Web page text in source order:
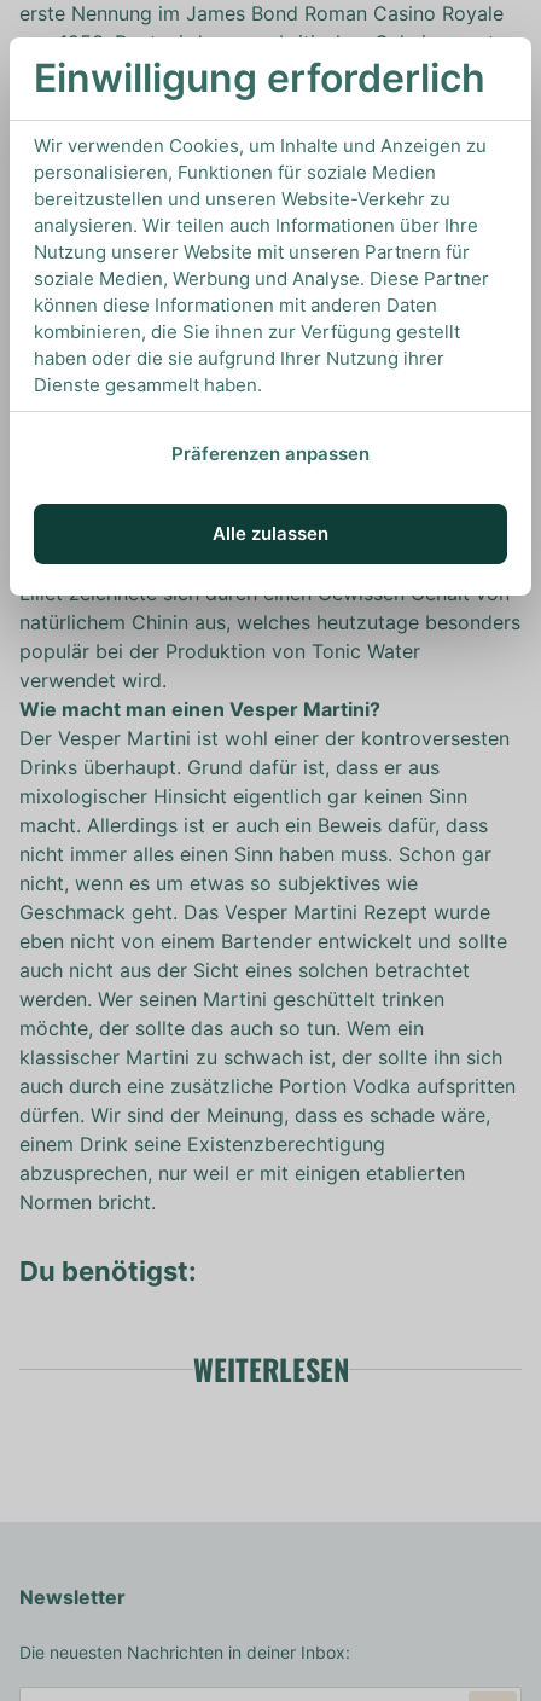
erste Nennung im James Bond Roman Casino Royale
von 1953. Dort wird er vom britischen Geheimagent
mit folgenden Worten beschrieben: 'Three measures of
Gordon's, one of vodka, half a measure of Kina Lillet.
thin slice of lemon-peel. Got it?' Mitunter durch diese
populäre Erwähnung gehört auch der klassische
Martini zu den wohl bekanntesten Drinks der Welt und
gilt seitdem als ultimativer Gentlemans Classic! Der
Vesper Martini wurde benannt nach Vesper Lynd, nach
eigenen Aussagen des Charakters, die einzige Frau, in
die James Bond jemals wirklich verliebt war.
Was ist ein Vesper Martini?
Der Vesper Martini ist ein Twist auf einen klassischen
Martini Cocktail und somit in der Kategorie der
klassischen Cocktails einzuordnen. Das besondere an
Gin und Vodka und die Verwendung von Kina Lillet.
Diese besondere Form des berühmten, französischen
Aperitifs wird heute leider nicht mehr produziert. Kina
Lillet zeichnete sich durch einen Gewissen Gehalt von
natürlichem Chinin aus, welches heutzutage besonders
populär bei der Produktion von Tonic Water
verwendet wird.
Wie macht man einen Vesper Martini?
Der Vesper Martini ist wohl einer der kontroversesten
Drinks überhaupt. Grund dafür ist, dass er aus
mixologischer Hinsicht eigentlich gar keinen Sinn
macht. Allerdings ist er auch ein Beweis dafür, dass
nicht immer alles einen Sinn haben muss. Schon gar
nicht, wenn es um etwas so subjektives wie
Geschmack geht. Das Vesper Martini Rezept wurde
eben nicht von einem Bartender entwickelt und sollte
auch nicht aus der Sicht eines solchen betrachtet
werden. Wer seinen Martini geschüttelt trinken
möchte, der sollte das auch so tun. Wem ein
klassischer Martini zu schwach ist, der sollte ihn sich
auch durch eine zusätzliche Portion Vodka aufspritten
dürfen. Wir sind der Meinung, dass es schade wäre,
einem Drink seine Existenzberechtigung
abzusprechen, nur weil er mit einigen etablierten
Normen bricht.
Du benötigst:
WEITERLESEN
Newsletter
Die neuesten Nachrichten in deiner Inbox:
Einwilligung erforderlich
Wir verwenden Cookies, um Inhalte und Anzeigen zu
personalisieren, Funktionen für soziale Medien
bereitzustellen und unseren Website-Verkehr zu
analysieren. Wir teilen auch Informationen über Ihre
Nutzung unserer Website mit unseren Partnern für
soziale Medien, Werbung und Analyse. Diese Partner
können diese Informationen mit anderen Daten
kombinieren, die Sie ihnen zur Verfügung gestellt
haben oder die sie aufgrund Ihrer Nutzung ihrer
Dienste gesammelt haben.
Präferenzen anpassen
Alle zulassen